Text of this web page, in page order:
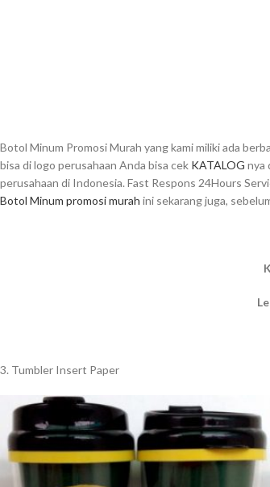
Botol Minum Promosi Murah yang kami miliki ada
bisa di logo perusahaan Anda bisa cek KATALOG nya
perusahaan di Indonesia. Fast Respons 24Hours
Botol Minum promosi murah ini sekarang juga,
3. Tumbler Insert Paper